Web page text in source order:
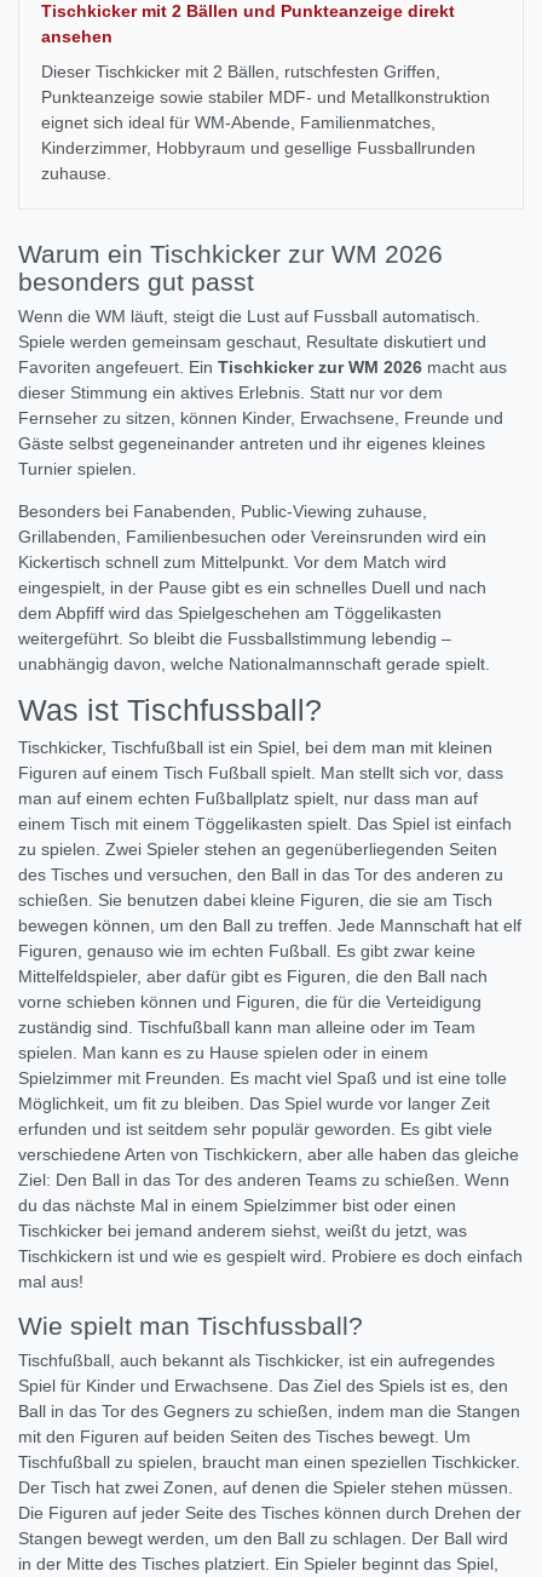
Tischkicker mit 2 Bällen und Punkteanzeige direkt
ansehen
Dieser Tischkicker mit 2 Bällen, rutschfesten Griffen,
Punkteanzeige sowie stabiler MDF- und Metallkonstruktion
eignet sich ideal für WM-Abende, Familienmatches,
Kinderzimmer, Hobbyraum und gesellige Fussballrunden
zuhause.
Warum ein Tischkicker zur WM 2026
besonders gut passt
Wenn die WM läuft, steigt die Lust auf Fussball automatisch.
Spiele werden gemeinsam geschaut, Resultate diskutiert und
Favoriten angefeuert. Ein Tischkicker zur WM 2026 macht aus
dieser Stimmung ein aktives Erlebnis. Statt nur vor dem
Fernseher zu sitzen, können Kinder, Erwachsene, Freunde und
Gäste selbst gegeneinander antreten und ihr eigenes kleines
Turnier spielen.
Besonders bei Fanabenden, Public-Viewing zuhause,
Grillabenden, Familienbesuchen oder Vereinsrunden wird ein
Kickertisch schnell zum Mittelpunkt. Vor dem Match wird
eingespielt, in der Pause gibt es ein schnelles Duell und nach
dem Abpfiff wird das Spielgeschehen am Töggelikasten
weitergeführt. So bleibt die Fussballstimmung lebendig –
unabhängig davon, welche Nationalmannschaft gerade spielt.
Was ist Tischfussball?
Tischkicker, Tischfußball ist ein Spiel, bei dem man mit kleinen
Figuren auf einem Tisch Fußball spielt. Man stellt sich vor, dass
man auf einem echten Fußballplatz spielt, nur dass man auf
einem Tisch mit einem Töggelikasten spielt. Das Spiel ist einfach
zu spielen. Zwei Spieler stehen an gegenüberliegenden Seiten
des Tisches und versuchen, den Ball in das Tor des anderen zu
schießen. Sie benutzen dabei kleine Figuren, die sie am Tisch
bewegen können, um den Ball zu treffen. Jede Mannschaft hat elf
Figuren, genauso wie im echten Fußball. Es gibt zwar keine
Mittelfeldspieler, aber dafür gibt es Figuren, die den Ball nach
vorne schieben können und Figuren, die für die Verteidigung
zuständig sind. Tischfußball kann man alleine oder im Team
spielen. Man kann es zu Hause spielen oder in einem
Spielzimmer mit Freunden. Es macht viel Spaß und ist eine tolle
Möglichkeit, um fit zu bleiben. Das Spiel wurde vor langer Zeit
erfunden und ist seitdem sehr populär geworden. Es gibt viele
verschiedene Arten von Tischkickern, aber alle haben das gleiche
Ziel: Den Ball in das Tor des anderen Teams zu schießen. Wenn
du das nächste Mal in einem Spielzimmer bist oder einen
Tischkicker bei jemand anderem siehst, weißt du jetzt, was
Tischkickern ist und wie es gespielt wird. Probiere es doch einfach
mal aus!
Wie spielt man Tischfussball?
Tischfußball, auch bekannt als Tischkicker, ist ein aufregendes
Spiel für Kinder und Erwachsene. Das Ziel des Spiels ist es, den
Ball in das Tor des Gegners zu schießen, indem man die Stangen
mit den Figuren auf beiden Seiten des Tisches bewegt. Um
Tischfußball zu spielen, braucht man einen speziellen Tischkicker.
Der Tisch hat zwei Zonen, auf denen die Spieler stehen müssen.
Die Figuren auf jeder Seite des Tisches können durch Drehen der
Stangen bewegt werden, um den Ball zu schlagen. Der Ball wird
in der Mitte des Tisches platziert. Ein Spieler beginnt das Spiel,